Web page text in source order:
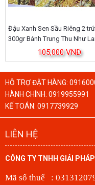
Đậu Xanh Sen Sầu Riêng 2
300gr Bánh Trung Thu Như
105,000 VNĐ
HỖ TRỢ ĐẶT HÀNG:
HÀNH CHÍNH: 0919955991
KẾ TOÁN: 0917739929
LIÊN HỆ
CÔNG TY TNHH GIẢI
Mã số thuế :